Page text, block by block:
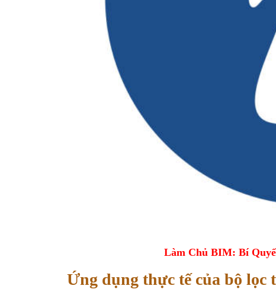
Làm Chủ BIM: Bí
Ứng dụng thực tế của bộ lọc